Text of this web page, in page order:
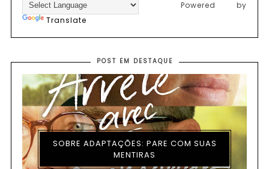
Powered by
Translate
POST EM DESTAQUE
SOBRE ADAPTAÇÕES: PARE COM SUAS
MENTIRAS